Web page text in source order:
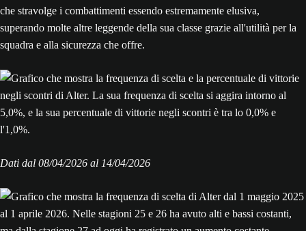
che stravolge i combattimenti essendo estremamente elusiva,
superando molte altre leggende della sua classe grazie all'utilità per la
squadra e alla sicurezza che offre.
Dati dal 08/‌04/‌2026 al 14/‌04/‌2026